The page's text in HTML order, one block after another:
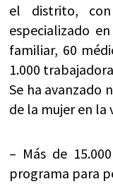
el distrito,
especializado
familiar, 60
1.000
Se ha avanzado
de la mujer en la
– Más de
programa para